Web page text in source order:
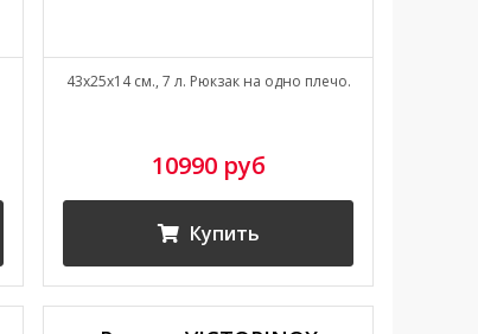
43x25x14 см., 7 л. Рюкзак на одно плечо.
10990 руб
Купить